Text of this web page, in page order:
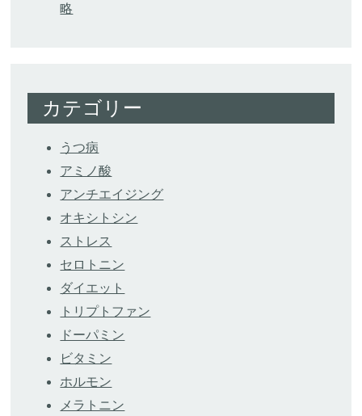
略
カテゴリー
うつ病
アミノ酸
アンチエイジング
オキシトシン
ストレス
セロトニン
ダイエット
トリプトファン
ドーパミン
ビタミン
ホルモン
メラトニン